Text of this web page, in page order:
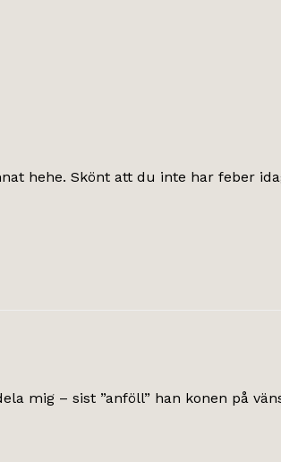
hehe. Skönt att du inte har feber
mig – sist ”anföll” han konen på